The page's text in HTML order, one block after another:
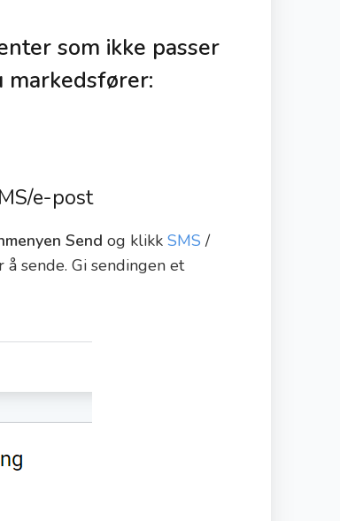
som ikke passer
e-post
Send og klikk SMS /
sende. Gi sendingen et